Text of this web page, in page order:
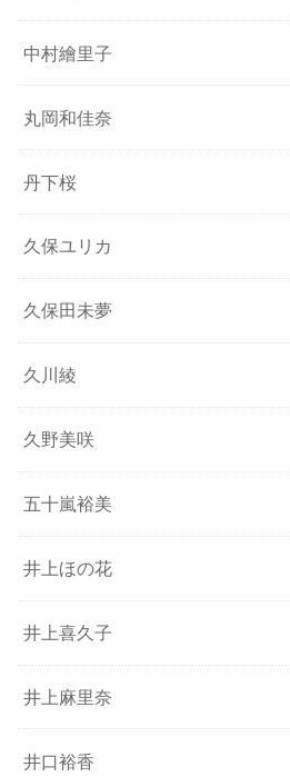
中村繪里子
丸岡和佳奈
丹下桜
久保ユリカ
久保田未夢
久川綾
久野美咲
五十嵐裕美
井上ほの花
井上喜久子
井上麻里奈
井口裕香